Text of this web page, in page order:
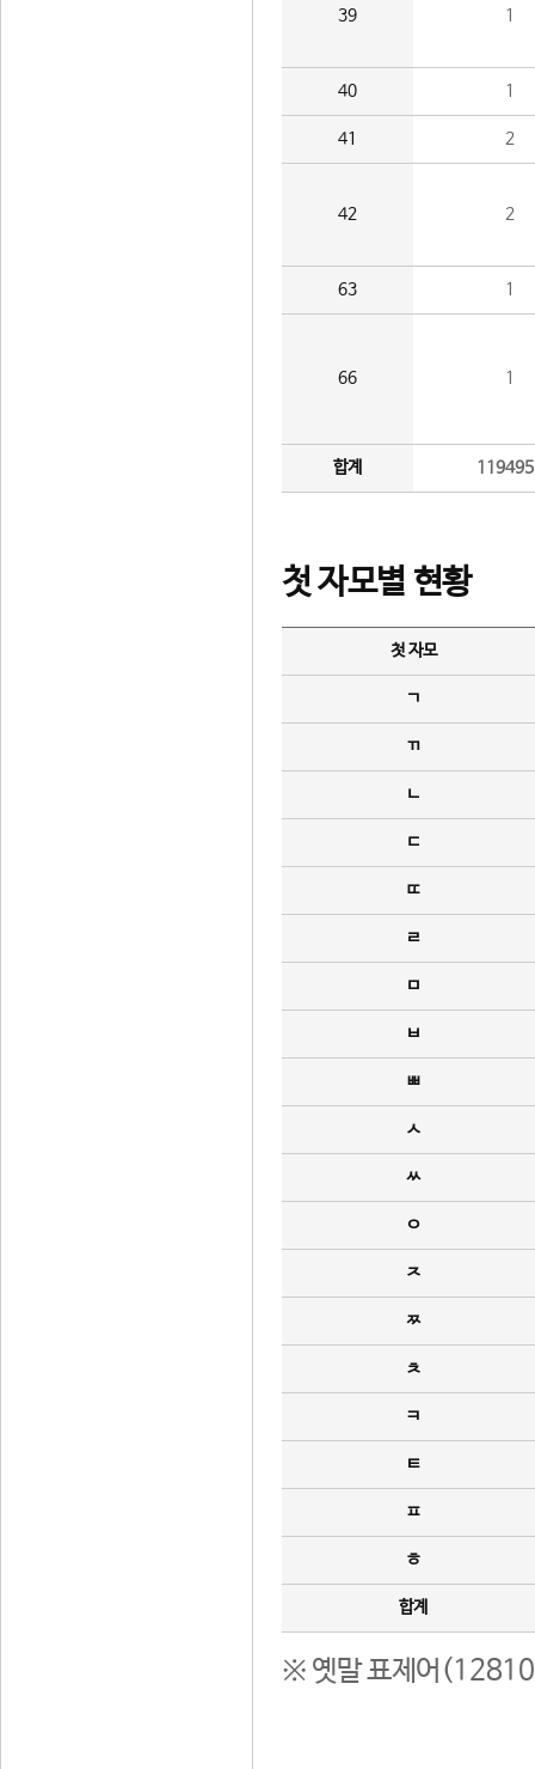
39 1
40 1
41 2
42 2
63 1
66 1
합계
첫 자모별 현황
첫 자모
ㄱ
ㄲ
ㄴ
ㄷ
ㄸ
ㄹ
ㅁ
ㅂ
ㅃ
ㅅ
ㅆ
ㅇ
ㅈ
ㅉ
ㅊ
ㅋ
ㅌ
ㅍ
ㅎ
합계
※ 옛말 표제어(12810